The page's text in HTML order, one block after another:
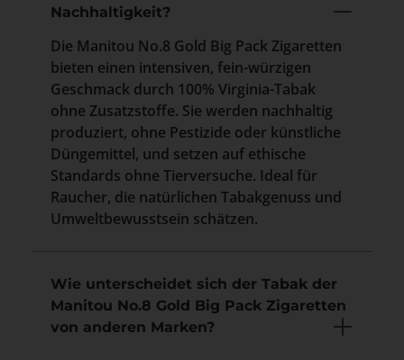
Nachhaltigkeit?
Die Manitou No.8 Gold Big Pack Zigaretten
bieten einen intensiven, fein-würzigen
Geschmack durch 100% Virginia-Tabak
ohne Zusatzstoffe. Sie werden nachhaltig
produziert, ohne Pestizide oder künstliche
Düngemittel, und setzen auf ethische
Standards ohne Tierversuche. Ideal für
Raucher, die natürlichen Tabakgenuss und
Umweltbewusstsein schätzen.
Wie unterscheidet sich der Tabak der
Manitou No.8 Gold Big Pack Zigaretten
von anderen Marken?